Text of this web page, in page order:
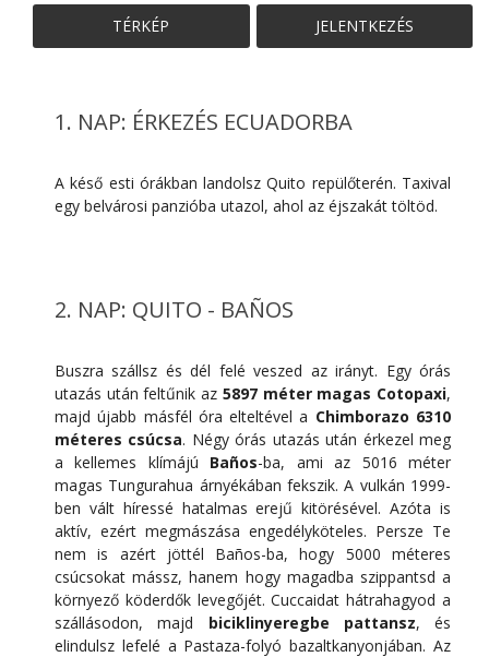
TÉRKÉP JELENTKEZÉS
1. NAP: ÉRKEZÉS ECUADORBA
A késő esti órákban landolsz Quito repülőterén. Taxival
egy belvárosi panzióba utazol, ahol az éjszakát töltöd.
2. NAP: QUITO - BAÑOS
Buszra szállsz és dél felé veszed az irányt. Egy órás
utazás után feltűnik az 5897 méter magas Cotopaxi,
majd újabb másfél óra elteltével a Chimborazo 6310
méteres csúcsa. Négy órás utazás után érkezel meg
a kellemes klímájú Baños-ba, ami az 5016 méter
magas Tungurahua árnyékában fekszik. A vulkán 1999-
ben vált híressé hatalmas erejű kitörésével. Azóta is
aktív, ezért megmászása engedélyköteles. Persze Te
nem is azért jöttél Baños-ba, hogy 5000 méteres
csúcsokat mássz, hanem hogy magadba szippantsd a
környező köderdők levegőjét. Cuccaidat hátrahagyod a
szállásodon, majd biciklinyeregbe pattansz, és
elindulsz lefelé a Pastaza-folyó bazaltkanyonjában. Az